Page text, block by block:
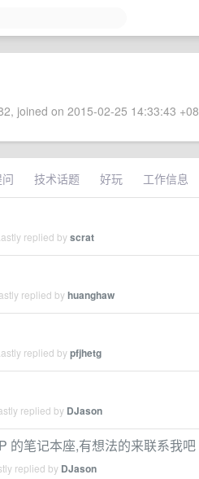
joined on 2015-02-25 14:33:43
技术话题 好玩 工作信息
replied byscrat
replied byhuanghaw
replied bypfjhetg
replied by DJason
的笔记本座,有想法的来联系我吧
replied by DJason